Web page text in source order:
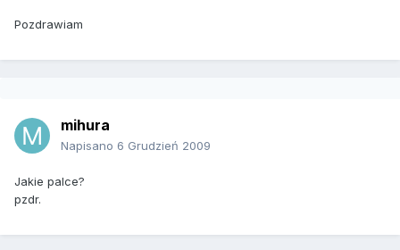
Pozdrawiam
mihura
Napisano 6 Grudzień 2009
Jakie palce?
pzdr.